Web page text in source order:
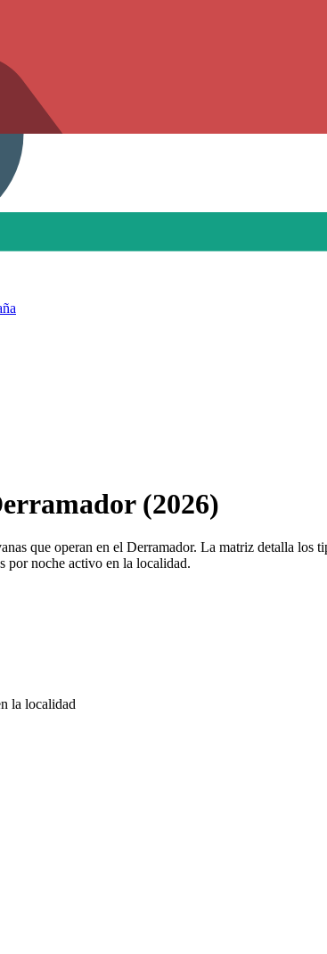
(2026)
que operan en el Derramador. La matriz detalla
noche activo en la localidad.
la localidad